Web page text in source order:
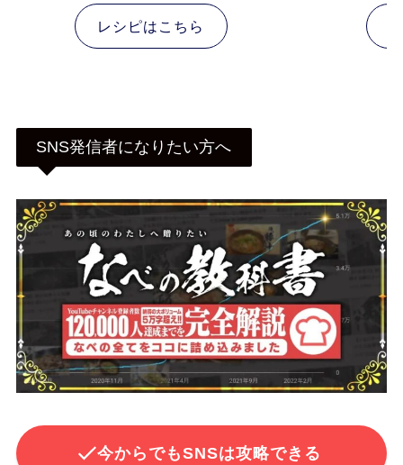
レシピはこちら
SNS発信者になりたい方へ
今からでもSNSは攻略できる